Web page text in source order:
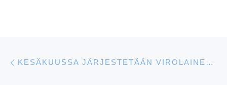
Artikkelien navigointi KESÄKUUSSA JÄRJESTETÄÄN VIROLAINEN KEVÄTJUHLA YHDESSÄ MUIDEN VIRO-JÄRJESTÖJEN KANSSA